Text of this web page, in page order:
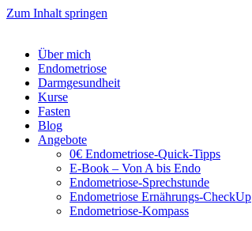
Zum Inhalt springen
Über mich
Endometriose
Darmgesundheit
Kurse
Fasten
Blog
Angebote
0€ Endometriose-Quick-Tipps
E-Book – Von A bis Endo
Endometriose-Sprechstunde
Endometriose Ernährungs-CheckUp
Endometriose-Kompass